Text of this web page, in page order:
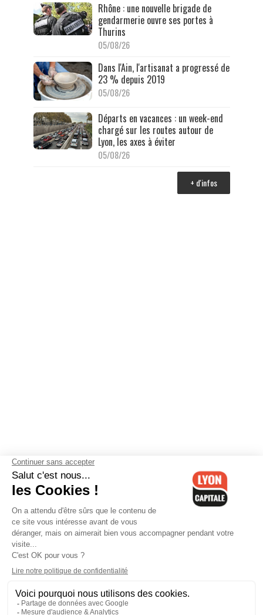
Rhône : une nouvelle brigade de
gendarmerie ouvre ses portes à
Thurins
05/08/26
Dans l'Ain, l'artisanat a progressé de
23 % depuis 2019
05/08/26
Départs en vacances : un week-end
chargé sur les routes autour de
Lyon, les axes à éviter
05/08/26
+ d'infos
Contactez-nous-Mentions légales-CGV-Politique de
confidentialité-Gestion des cookies